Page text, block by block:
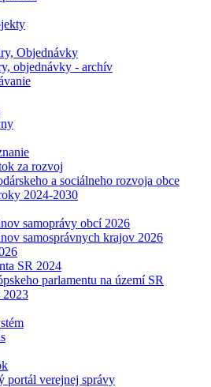
Objednávky
objednávky - archív
za rozvoj
a sociálneho rozvoja obce
2024-2030
samoprávy obcí 2026
samosprávnych krajov 2026
SR 2024
parlamentu na území SR
portál verejnej správy